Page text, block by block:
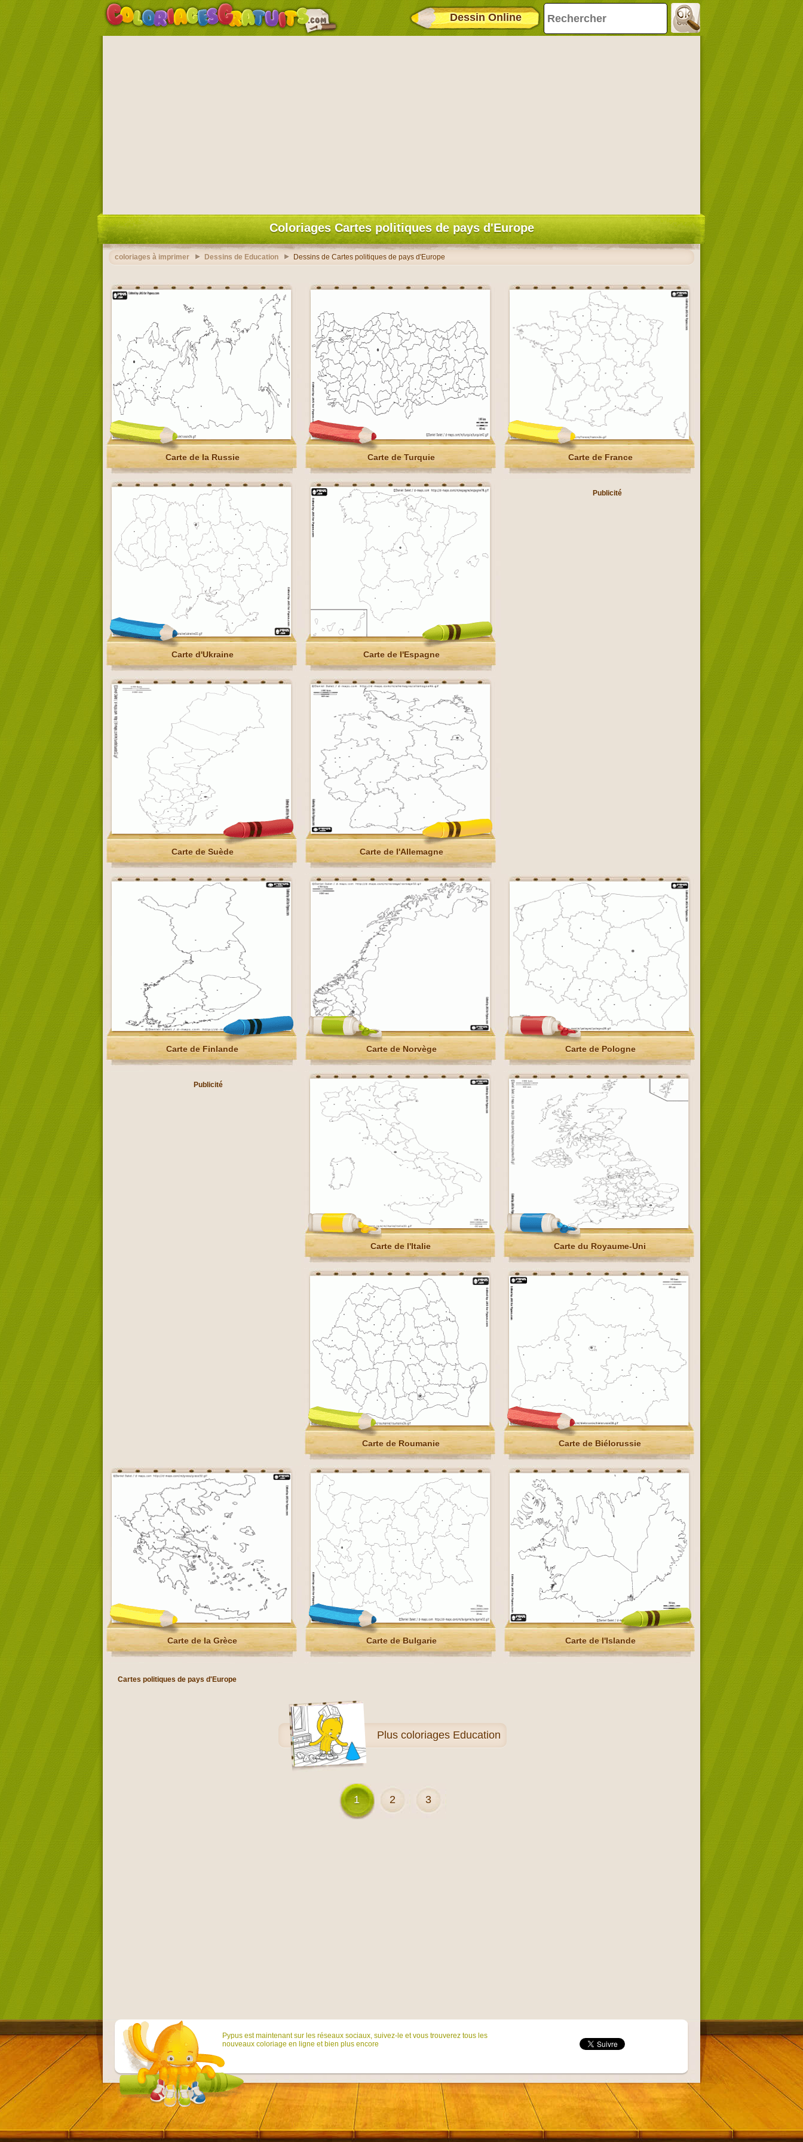
Dessin Online
Coloriages Cartes politiques de pays d'Europe
coloriages à imprimer Dessins de Education Dessins de Cartes politiques de pays d'Europe
Carte de la Russie Carte de Turquie Carte de France
Carte d'Ukraine Carte de l'Espagne
Publicité
Carte de Suède Carte de l'Allemagne
Carte de Finlande Carte de Norvège Carte de Pologne
Publicité
Carte de l'Italie Carte du Royaume-Uni
Carte de Roumanie Carte de Biélorussie
Carte de la Grèce Carte de Bulgarie Carte de l'Islande
Cartes politiques de pays d'Europe
Plus coloriages Education
1 2 3
Pypus est maintenant sur ​​les réseaux sociaux, suivez-le et vous trouverez tous les
nouveaux coloriage en ligne et bien plus encore